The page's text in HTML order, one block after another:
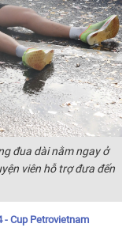
đua dài nằm ngay ở
viên hỗ trợ đưa đến
- Cup Petrovietnam